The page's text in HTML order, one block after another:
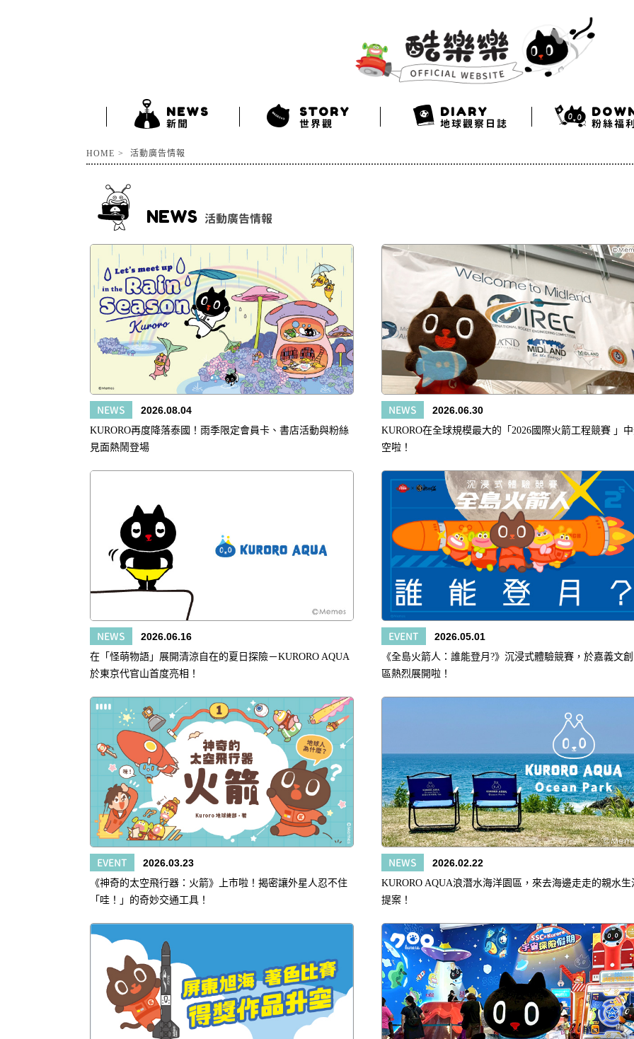
NEWS
新聞
STORY
世界觀
DIARY
地球觀察日誌 粉絲福
HOME 活動廣告情報
NEWS 活動廣告情報
NEWS 2026.08.04
KURORO再度降落泰國！雨季限定會員卡、書店活動與粉絲
見面熱鬧登場
NEWS 2026.06.30
KURORO在全球規模最大的「2026國際火箭工程競賽 」
空啦！
NEWS 2026.06.16
在「怪萌物語」展開清涼自在的夏日探險－KURORO AQUA
於東京代官山首度亮相！
EVENT 2026.05.01
《全島火箭人：誰能登月?》沉浸式體驗競賽，於嘉義文
區熱烈展開啦！
EVENT 2026.03.23
《神奇的太空飛行器：火箭》上市啦！揭密讓外星人忍不住
「哇！」的奇妙交通工具！
NEWS 2026.02.22
KURORO AQUA浪潛水海洋園區，來去海邊走走的親水生
提案！